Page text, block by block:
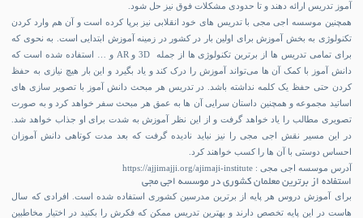
آموز تدریس ارائه دهند و تا حدودی مشکلات فوق نیز حل شود.
همچنین موسسه اجی مجی با تدریس های خود انقلابی نیز برپا کرده است و آن هم وارد کردن
تکنولوژی به بخش آموزش برای اولین بار در کشور در زمینه آموزش ابتدایی است. به نحوی که
برای تمامی تدریس ها از برترین تکنولوژی ها از جمله 3D و AR و … استفاده شده است که
دانش آموز با کمک آن ها می‌تواند آموزش را درک کند و یاد بگیرد و این بار هیچ نیازی به حفظ
کردن حتی حفظ یک کلمه نداشته باشد. در تدریس هر مبحث دانش آموز با تصویر سازی های
اساتید مجموعه و همچنین داستان سرایی آن ها به عمق هر مبحث سفر خواهد کرد و به صورت
تصویری مطالب را یاد خواهد گرفت و از این نظر آموزش به شدت برای او جذاب خواهد شد.
در این مسیر نقش اجی مجی را نیز نباید نادیده گرفت که بعد مدت کوتاهی دانش آموزان
احساس دوستی با آن ها را کسب خواهند کرد.
آدرس موسسه اجی مجی :https://ajjimajji.org/ajimaji-institute
استفاده از برترین معلمان کشوری در موسسه اجی مجی
برای آموزش دروس هر پایه از برترین مدرسین کشوری استفاده شده است. افرادی که سال
هاست در این پایه تخصص دارند و بهترین تدریس ممکن که فکرش را بکنید در اختیار مخاطبین